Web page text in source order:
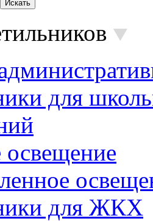
для
освещение
для ЖКХ